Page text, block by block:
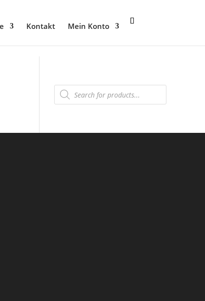
Kontakt Mein Konto
Products
search